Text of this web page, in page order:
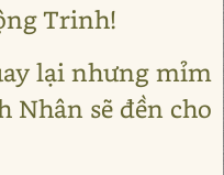
Trinh!
lại nhưng mỉm
Nhân sẽ đền cho